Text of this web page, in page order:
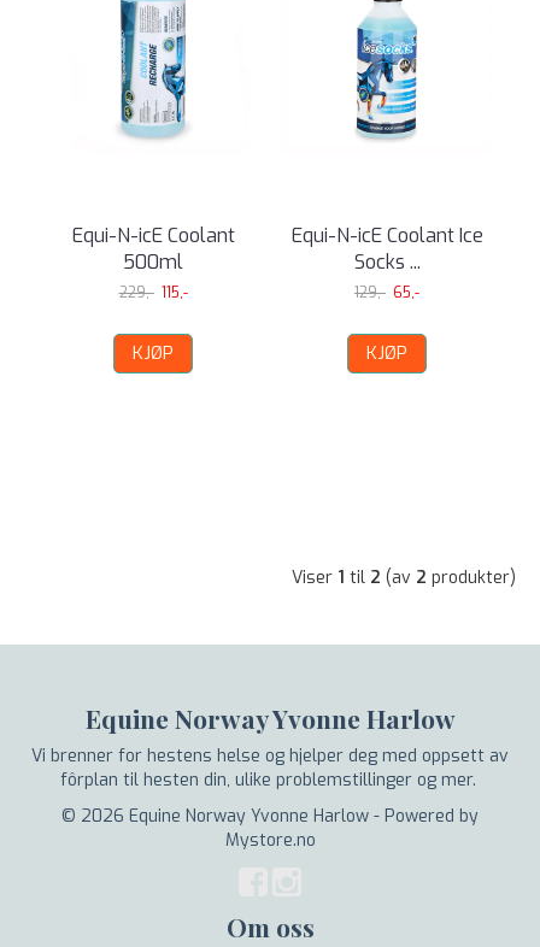
Equi-N-icE Coolant
500ml
229,- 115,-
KJØP
Equi-N-icE Coolant Ice
Socks ...
129,- 65,-
KJØP
Viser 1 til 2 (av 2 produkter)
Equine Norway Yvonne Harlow
Vi brenner for hestens helse og hjelper deg med oppsett av
fôrplan til hesten din, ulike problemstillinger og mer.
© 2026 Equine Norway Yvonne Harlow - Powered by
Mystore.no
Om oss